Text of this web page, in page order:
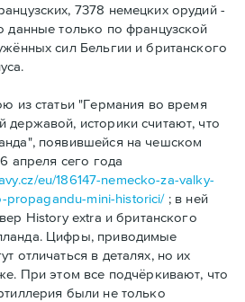
7378 немецких орудий -
данные только по французской
сил Бельгии и британского
из статьи "Германия во время
историки считают, что
появившейся на чешском
апреля сего года
eu/186147-nemecko-za-valky-
propagandu-mini-historici/; в ней
History extra и британского
Цифры, привoдимые
отличаться в деталях, но их
При этом все подчёркивают, что
были не только